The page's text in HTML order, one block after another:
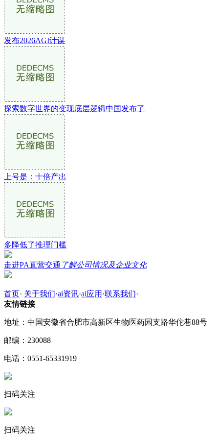
发布2026AGI计谋
探索数字世界的变现底层逻辑中国发布了
上号是：十倍产出
多降低了推理门槛
走进PA直营交通 了解公司情况及企业文化
首页· 关于我们·ai资讯·ai应用 ·联系我们·
友情链接
地址：中国安徽省合肥市高新区生物医药园支路华佗巷88号
邮编：230088
电话：0551-65331919
扫码关注
扫码关注